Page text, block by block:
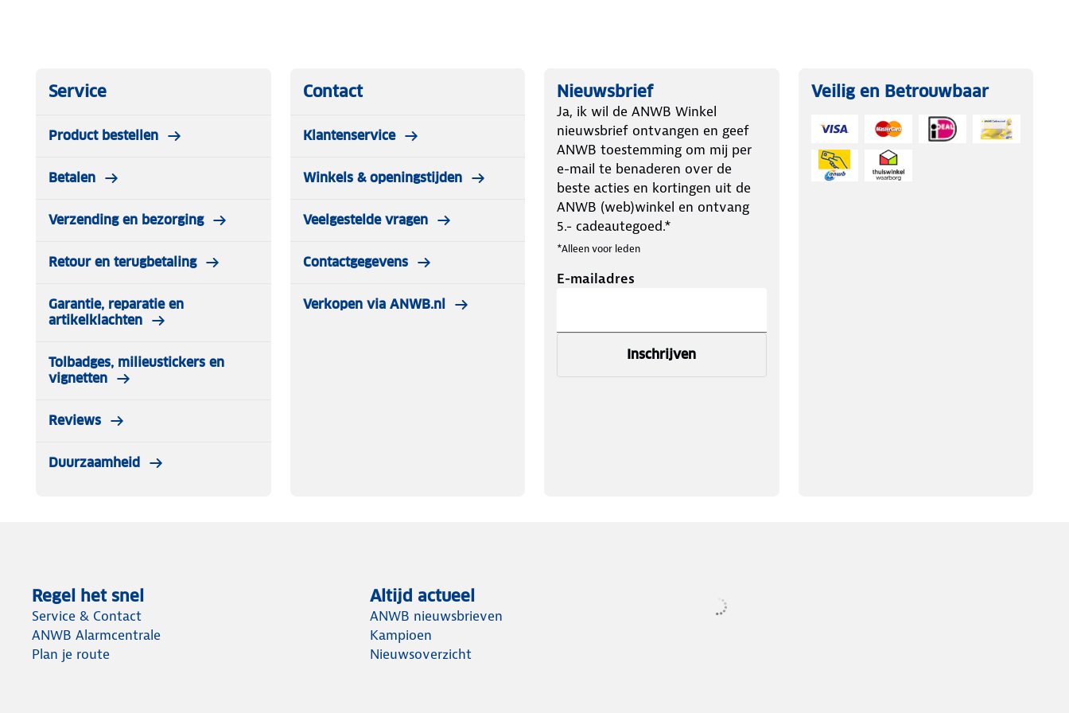
Service
Product bestellen
Betalen
Verzending en bezorging
Retour en terugbetaling
Garantie, reparatie en
artikelklachten
Tolbadges, milieustickers en
vignetten
Reviews
Duurzaamheid
Contact
Klantenservice
Winkels & openingstijden
Veelgestelde vragen
Contactgegevens
Verkopen via ANWB.nl
Nieuwsbrief
Ja, ik wil de ANWB Winkel
nieuwsbrief ontvangen en geef
ANWB toestemming om mij per
e-mail te benaderen over de
beste acties en kortingen uit de
ANWB (web)winkel en ontvang
5.- cadeautegoed.*
*Alleen voor leden
E-mailadres
Inschrijven
Veilig en Betrouwbaar
Regel het snel
Service & Contact
ANWB Alarmcentrale
Plan je route
Altijd actueel
ANWB nieuwsbrieven
Kampioen
Nieuwsoverzicht